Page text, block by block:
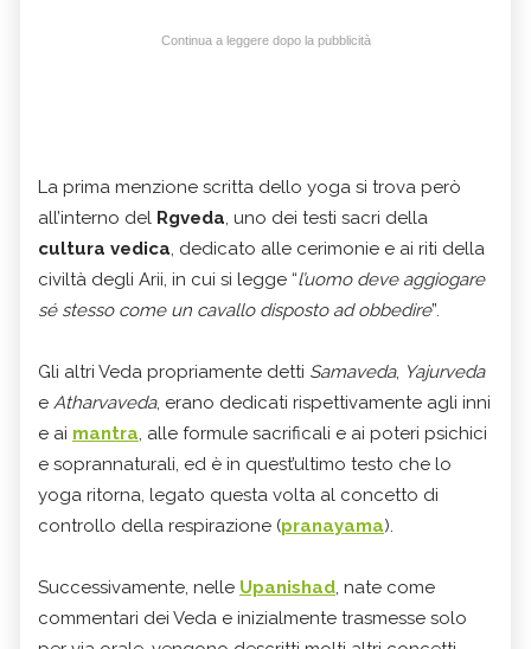
Continua a leggere dopo la pubblicità
La prima menzione scritta dello yoga si trova però
all’interno del Rgveda, uno dei testi sacri della
cultura vedica, dedicato alle cerimonie e ai riti della
civiltà degli Arii, in cui si legge “l’uomo deve aggiogare
sé stesso come un cavallo disposto ad obbedire”.
Gli altri Veda propriamente detti Samaveda, Yajurveda
e Atharvaveda, erano dedicati rispettivamente agli inni
e ai mantra, alle formule sacrificali e ai poteri psichici
e soprannaturali, ed è in quest’ultimo testo che lo
yoga ritorna, legato questa volta al concetto di
controllo della respirazione (pranayama).
Successivamente, nelle Upanishad, nate come
commentari dei Veda e inizialmente trasmesse solo